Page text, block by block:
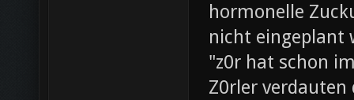
hormonelle
nicht eingeplant
"z0r hat schon
Z0rler